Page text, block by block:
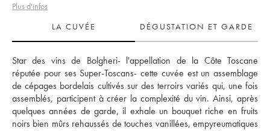
Plus d'infos
LA CUVÉE
DÉGUSTATION ET GARDE
Star des vins de Bolgheri- l'appellation de la Côte Toscane
réputée pour ses Super-Toscans- cette cuvée est un assemblage
de cépages bordelais cultivés sur des terroirs variés qui, une fois
assemblés, participent à créer la complexité du vin. Ainsi, après
quelques années de garde, il exhale un bouquet riche en fruits
noirs bien mûrs rehaussés de touches vanillées, empyreumatiques